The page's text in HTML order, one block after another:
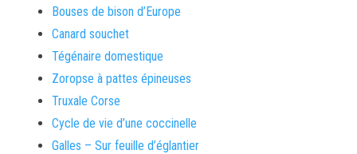
Bouses de bison d’Europe
Canard souchet
Tégénaire domestique
Zoropse à pattes épineuses
Truxale Corse
Cycle de vie d’une coccinelle
Galles – Sur feuille d’églantier